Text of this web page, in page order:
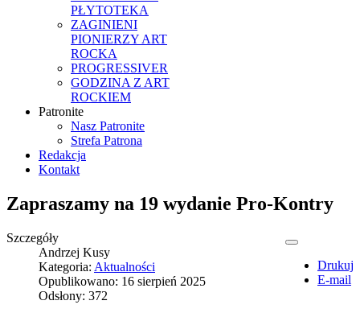
PŁYTOTEKA
ZAGINIENI
PIONIERZY ART
ROCKA
PROGRESSIVER
GODZINA Z ART
ROCKIEM
Patronite
Nasz Patronite
Strefa Patrona
Redakcja
Kontakt
Zapraszamy na 19 wydanie Pro-Kontry
Drukuj
E-mail
Szczegóły
Andrzej Kusy
Kategoria: Aktualności
Opublikowano: 16 sierpień 2025
Odsłony: 372